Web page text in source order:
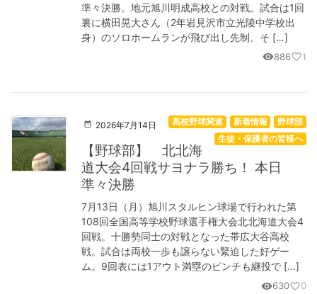
準々決勝。地元旭川明成高校との対戦。試合は1回
裏に横田晃大さん（2年岩見沢市立光陵中学校出
身）のソロホームランが飛び出し先制。そ […]
visibility886favorite_border1
2026年7月14日 野球部
新着情報
高校野球関連
生徒・保護者の皆様へ
【野球部】 北北海
道大会4回戦サヨナラ勝ち！ 本日
準々決勝
7月13日（月）旭川スタルヒン球場で行われた第
108回全国高等学校野球選手権大会北北海道大会4
回戦。十勝勢同士の対戦となった帯広大谷高校
戦。試合は両校一歩も譲らない緊迫した好ゲー
ム。9回表には1アウト満塁のピンチも継投で […]
visibility630favorite_border0